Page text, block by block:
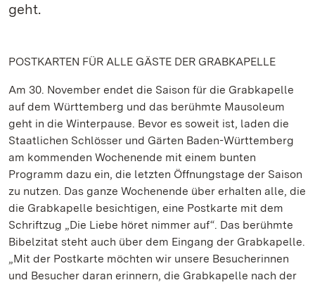
geht.
POSTKARTEN FÜR ALLE GÄSTE DER GRABKAPELLE
Am 30. November endet die Saison für die Grabkapelle
auf dem Württemberg und das berühmte Mausoleum
geht in die Winterpause. Bevor es soweit ist, laden die
Staatlichen Schlösser und Gärten Baden-Württemberg
am kommenden Wochenende mit einem bunten
Programm dazu ein, die letzten Öffnungstage der Saison
zu nutzen. Das ganze Wochenende über erhalten alle, die
die Grabkapelle besichtigen, eine Postkarte mit dem
Schriftzug „Die Liebe höret nimmer auf“. Das berühmte
Bibelzitat steht auch über dem Eingang der Grabkapelle.
„Mit der Postkarte möchten wir unsere Besucherinnen
und Besucher daran erinnern, die Grabkapelle nach der